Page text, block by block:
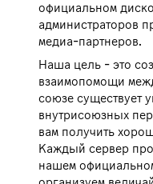
официальном
администраторов
медиа-партнеров.
Наша цель - это
взаимопомощи
союзе существует
внутрисоюзных
вам получить
Каждый сервер
нашем